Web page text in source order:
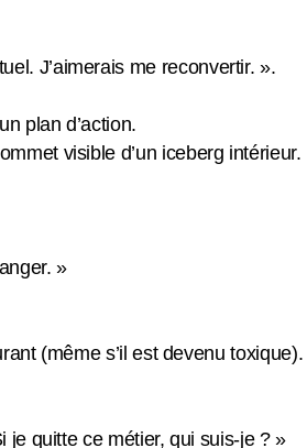
J’aimerais me reconvertir. ».
plan d’action.
visible d’un iceberg intérieur.
»
(même s’il est devenu toxique).
quitte ce métier, qui suis-je ? »